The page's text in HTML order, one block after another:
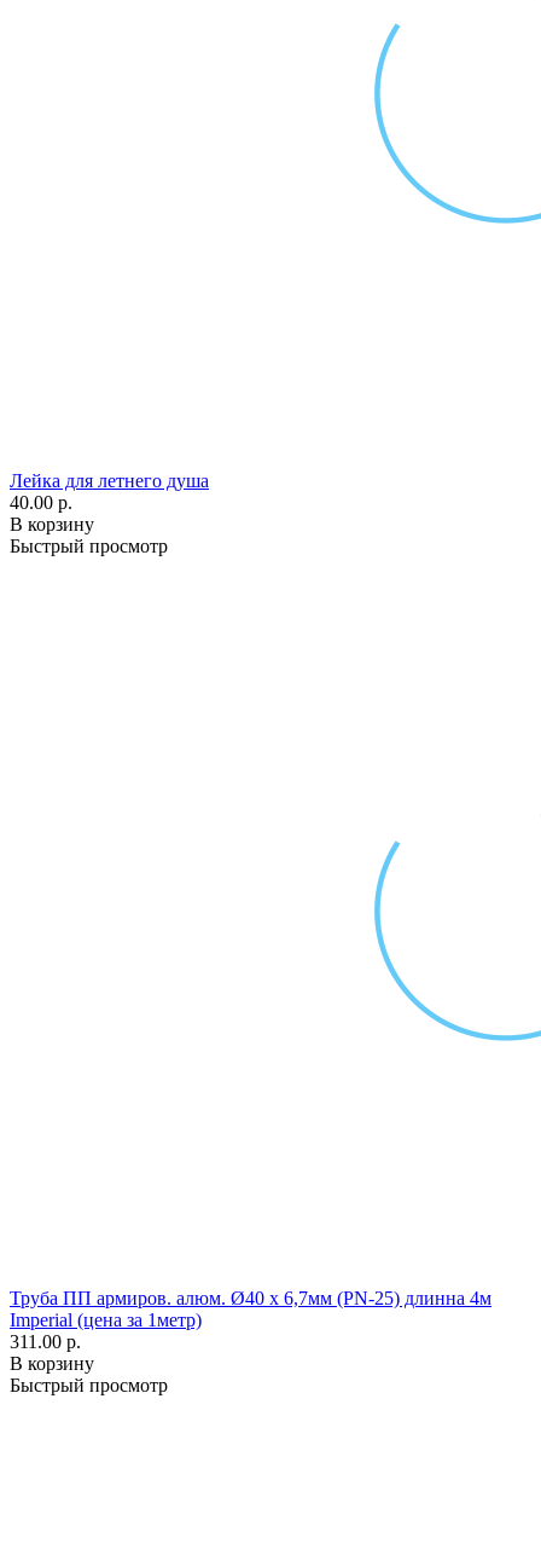
Лейка для летнего душа
40.00 р.
В корзину
Быстрый просмотр
Труба ПП армиров. алюм. Ø40 х 6,7мм (PN-25) длинна 4м
Imperial (цена за 1метр)
311.00 р.
В корзину
Быстрый просмотр